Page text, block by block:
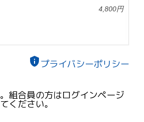
4,800円
privacy_tipプライバシーポリシー
組合員の方はログインページ
ください。